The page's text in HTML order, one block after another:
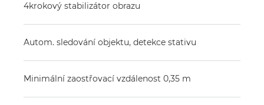
4krokový stabilizátor obrazu
Autom. sledování objektu, detekce stativu
Minimální zaostřovací vzdálenost 0,35 m